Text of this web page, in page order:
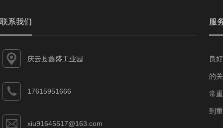
联系我们
庆云县鑫盛工业园
17615951666
xiu91645517@163.com
服
良
的
常
到